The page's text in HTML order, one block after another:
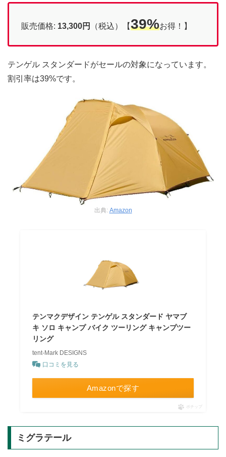
販売価格: 13,300円 （税込）【39%お得！】
テンゲル スタンダードがセールの対象になっています。
割引率は39%です。
出典: Amazon
テンマクデザイン テンゲル スタンダード ヤマブ
キ ソロ キャンプ バイク ツーリング キャンプツー
リング
tent-Mark DESIGNS
口コミを見る
Amazonで探す
ポチップ
ミグラテール